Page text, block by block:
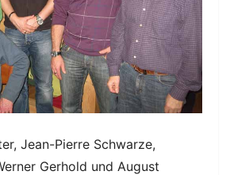
Jean-Pierre Schwarze,
Gerhold und August